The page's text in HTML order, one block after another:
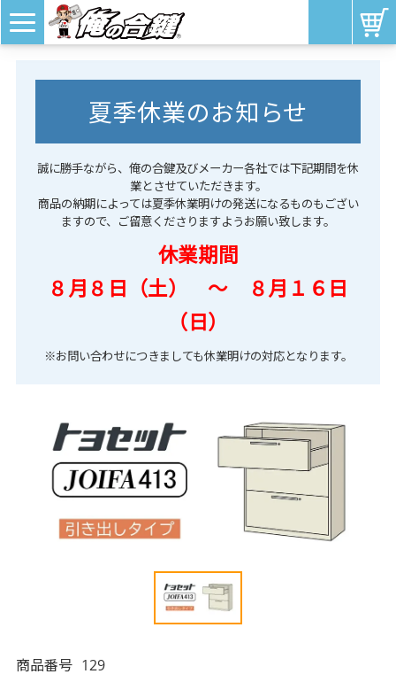
夏季休業のお知らせ
誠に勝手ながら、俺の合鍵及びメーカー各社では下記期間を休
業とさせていただきます。
商品の納期によっては夏季休業明けの発送になるものもござい
ますので、ご留意くださりますようお願い致します。
休業期間
８月８日（土） ～ ８月１６日
（日）
※お問い合わせにつきましても休業明けの対応となります。
商品番号 129